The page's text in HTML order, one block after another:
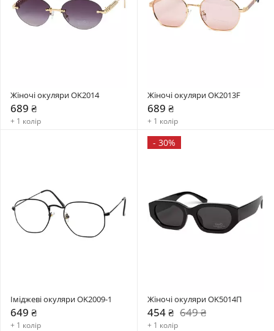
Жіночі окуляри OK2014
689 ₴
+ 1 колір
Жіночі окуляри OK2013F
689 ₴
+ 1 колір
Іміджеві окуляри OK2009-1
649 ₴
+ 1 колір
- 30%
Жіночі окуляри OK5014П
454 ₴ 649 ₴
+ 1 колір